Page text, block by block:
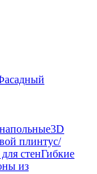
3D
плинтус/
стенГибкие
из